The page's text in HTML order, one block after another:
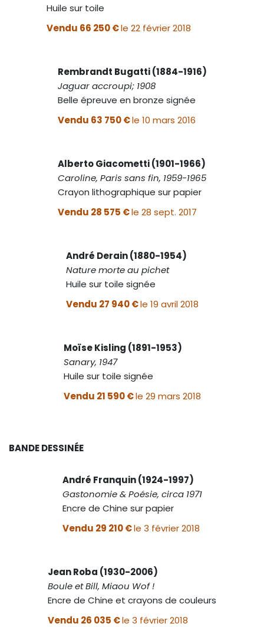
Huile sur toile
Vendu 66 250 €le 22 février 2018
Rembrandt Bugatti (1884-1916)
Jaguar accroupi; 1908
Belle épreuve en bronze signée
Vendu 63 750 €le 10 mars 2016
Alberto Giacometti (1901-1966)
Caroline, Paris sans fin, 1959-1965
Crayon lithographique sur papier
Vendu 28 575 €le 28 sept. 2017
André Derain (1880-1954)
Nature morte au pichet
Huile sur toile signée
Vendu 27 940 €le 19 avril 2018
Moïse Kisling (1891-1953)
Sanary, 1947
Huile sur toile signée
Vendu 21 590 €le 29 mars 2018
BANDE DESSINÉE
André Franquin (1924-1997)
Gastonomie & Poésie, circa 1971
Encre de Chine sur papier
Vendu 29 210 €le 3 février 2018
Jean Roba (1930-2006)
Boule et Bill, Miaou Wof !
Encre de Chine et crayons de couleurs
Vendu 26 035 €le 3 février 2018